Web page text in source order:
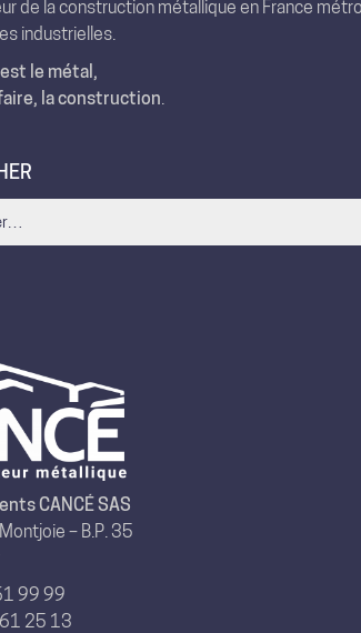
de la construction métallique en France
industrielles.
le métal,
la construction
CANCÉ SAS
– B.P. 35
99 99
25 13